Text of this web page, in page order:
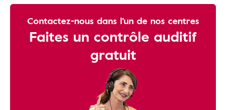
Contactez-nous dans l'un de nos centres
Faites un contrôle auditif
gratuit